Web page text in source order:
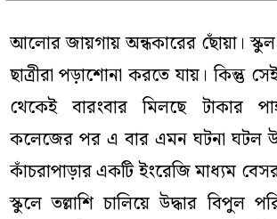
আলোর জায়গায় অন্ধকারের ছোঁয়া।
ছাত্রীরা পড়াশোনা করতে যায়। কিন্তু
থেকেই বারংবার মিলছে টাকার
কলেজের পর এ বার এমন ঘটনা ঘটল
কাঁচরাপাড়ার একটি ইংরেজি মাধ্যম
স্কুলে তল্লাশি চালিয়ে উদ্ধার বিপুল